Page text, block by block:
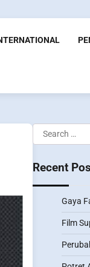
Search
for:
Recent
Gaya
Film